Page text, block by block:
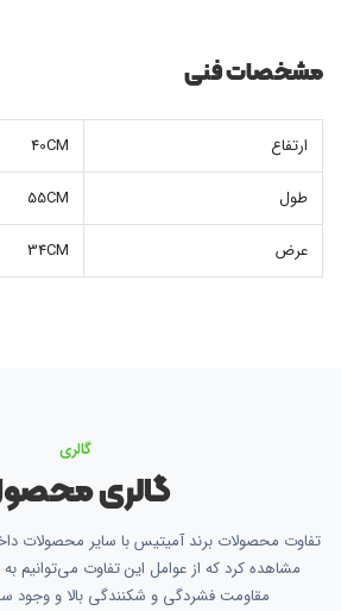
مشخصات فنی
ارتفاع 40CM
طول 55CM
عرض 34CM
گالری
گالری
تفاوت محصولات برند آمیتیس با سایر محصولات
مشاهده کرد که از عوامل این تفاوت می‌توانیم
مقاومت فشردگی و شکنندگی بالا و وجود